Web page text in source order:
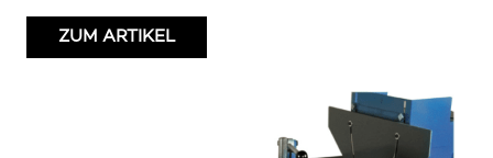
ZUM ARTIKEL